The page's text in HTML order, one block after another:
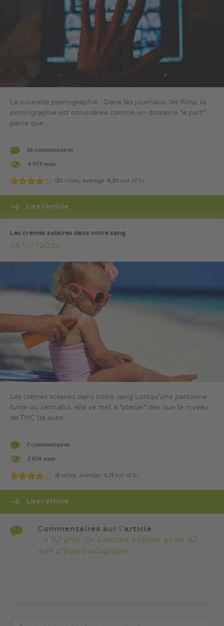
La nouvelle pornographie Dans les journaux, les films, la
pornographie est considérée comme un domaine “à part”
parce que :...
36 commentaires .
4 973 vues
(20 votes, average: 4,20 out of 5)
Lire l’article
Les crèmes solaires dans notre sang
24/07/2020
Les crèmes solaires dans notre sang Lorsqu’une personne
fume du cannabis, elle se met à “planer” dès que le niveau
de THC (la subs...
7 commentaires .
2 874 vues
(8 votes, average: 4,13 out of 5)
Lire l’article
Commentaires sur l'article
''A 52 ans, Dr Sinclair estime avoir 42
ans d’âge biologique''